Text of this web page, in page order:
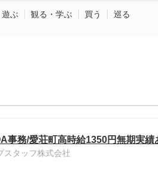
遊ぶ 観る・学ぶ 買う 巡る
事務/愛荘町高時給1350円無期実
スタッフ株式会社